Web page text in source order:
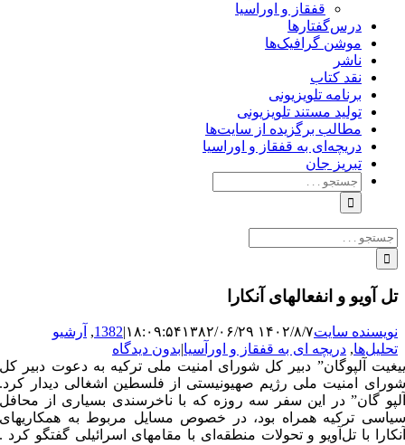
قفقاز و اوراسیا
درس‌گفتارها
موشن گرافیک‌ها
ناشر
نقد کتاب
برنامه‌ تلویزیونی
تولید مستند تلویزیونی
مطالب برگزیده از سایت‌ها
دریچه‌ای به قفقاز و اوراسیا
تبریزِ جان
جستجو
برای:
جستجو
برای:
تل آویو و انفعالهای آنکارا
نویسنده سایت۱۴۰۲/۸/۷ ۱۸:۰۹:۵۴ ۱۳۸۲/۰۶/۲۹ |
1382
, آرشیو
تحلیل‌ها, دریچه ای به قفقاز و اورآسیا|بدون دیدگاه
ییغیت آلپوگان” دبیر کل شورای امنیت ملی ترکیه به دعوت دبیر کل
شورای امنیت ملی رژیم صهیونیستی از فلسطین اشغالی دیدار کرد.
آلپو گان” در این سفر سه روزه که با ناخرسندی بسیاری از محافل
سیاسی ترکیه همراه بود، در خصوص مسایل مربوط به همکاریهای
آنکارا با تل‌آویو و تحولات منطقه‌ای با مقامهای اسرائیلی گفتگو کرد .